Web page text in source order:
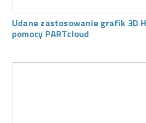
Udane zastosowanie grafik 3D
pomocy PARTcloud